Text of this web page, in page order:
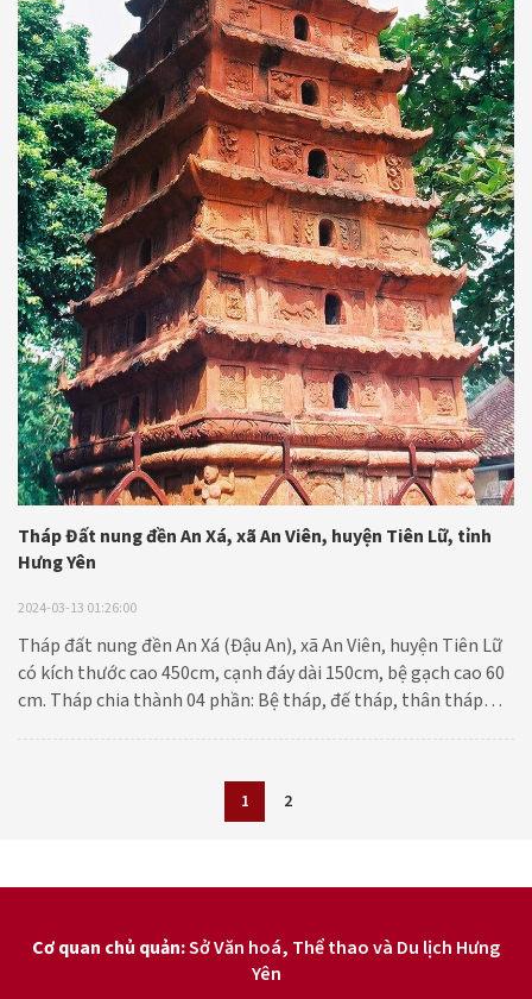
Tháp Đất nung đền An Xá, xã An Viên, huyện Tiên Lữ, tỉnh
Hưng Yên
2024-03-13 01:26:00
Tháp đất nung đền An Xá (Đậu An), xã An Viên, huyện Tiên Lữ
có kích thước cao 450cm, cạnh đáy dài 150cm, bệ gạch cao 60
cm. Tháp chia thành 04 phần: Bệ tháp, đế tháp, thân tháp
1 2
Cơ quan chủ quản:Sở Văn hoá, Thể thao và Du lịch Hưng
Yên